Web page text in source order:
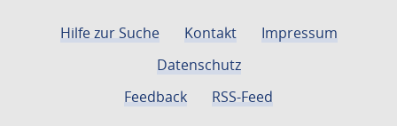
Hilfe zur Suche Kontakt
Impressum
Datenschutz
Feedback
RSS-Feed